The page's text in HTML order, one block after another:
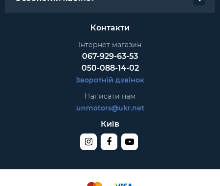
Контакти
Інтернет магазин
067-929-63-53
050-088-14-02
Зворотній дзвінок
Написати нам
unmotors@ukr.net
Київ